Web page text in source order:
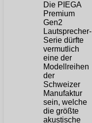
Die PIEGA
Premium
Gen2
Lautsprecher-
Serie dürfte
vermutlich
eine der
Modellreihen
der
Schweizer
Manufaktur
sein, welche
die größte
akustische